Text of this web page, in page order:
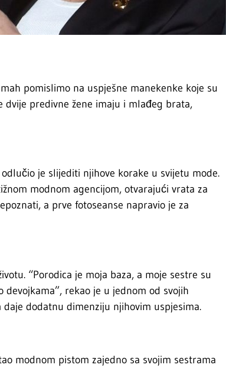
pomislimo na uspješne manekenke koje su
dvije predivne žene imaju i mlađeg brata,
je slijediti njihove korake u svijetu mode.
modnom agencijom, otvarajući vrata za
a prve fotoseanse napravio je za
“Porodica je moja baza, a moje sestre su
rekao je u jednom od svojih
dodatnu dimenziju njihovim uspjesima.
modnom pistom zajedno sa svojim sestrama